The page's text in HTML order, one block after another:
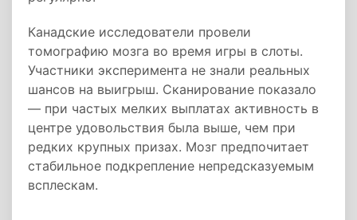
Канадские исследователи провели
томографию мозга во время игры в слоты.
Участники эксперимента не знали реальных
шансов на выигрыш. Сканирование показало
— при частых мелких выплатах активность в
центре удовольствия была выше, чем при
редких крупных призах. Мозг предпочитает
стабильное подкрепление непредсказуемым
всплескам.